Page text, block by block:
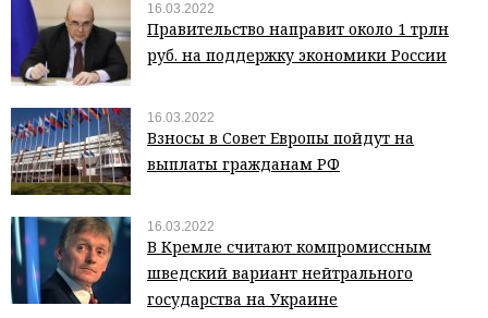
16.03.2022
Правительство направит около 1 трлн
руб. на поддержку экономики России
16.03.2022
Взносы в Совет Европы пойдут на
выплаты гражданам РФ
16.03.2022
В Кремле считают компромиссным
шведский вариант нейтрального
государства на Украине